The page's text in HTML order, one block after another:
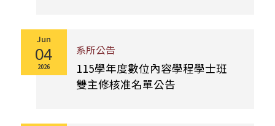
Jun
04
2026
系所公告
115學年度數位內容學程學士班
雙主修核准名單公告